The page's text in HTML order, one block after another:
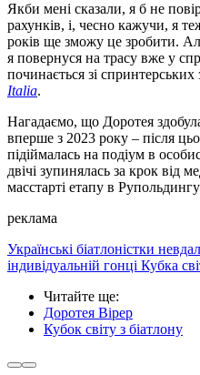
Якби мені сказали, я б не
рахунків, і, чесно кажучи, я
років ще зможу це зробити.
я повернуся на трасу вже у
починається зі спринтерських
Italia.
Нагадаємо, що Доротея
вперше з 2023 року – після
підіймалась на подіум в
двічі зупинялась за крок від
масстарті етапу в
реклама
Українські біатлоністки
індивідуальній гонці Кубка
Читайте ще:
Доротея Вірер
Кубок світу з біатлону